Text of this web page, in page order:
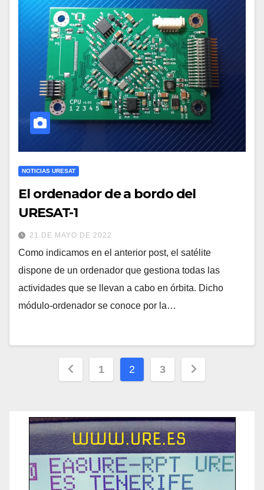
NOTICIAS URESAT
El ordenador de a bordo del
URESAT-1
21 DE MAYO DE 2022
Como indicamos en el anterior post, el satélite
dispone de un ordenador que gestiona todas las
actividades que se llevan a cabo en órbita. Dicho
módulo-ordenador se conoce por la…
Paginación
entradas
1 2 3